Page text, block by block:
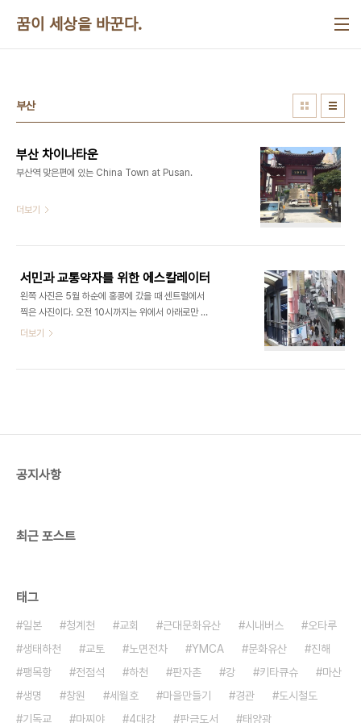
꿈이 세상을 바꾼다.
부산
부산 차이나타운
부산역 맞은편에 있는 China Town at Pusan. ​​​​
더보기
서민과 교통약자를 위한 에스칼레이터
왼쪽 사진은 5월 하순에 홍콩에 갔을 때 센트럴에서
찍은 사진이다. 오전 10시까지는 위에서 아래로만 움
직인다. 10시 10분이 지나면 아래에서 위로만 운행
오르막임을 잘 보여주는 사진이라서 퍼왔을뿐 내가
더보기
공지사항
최근 포스트
태그
일본 청계천 교회 근대문화유산 시내버스
오타루
생태하천
교토 노면전차 YMCA 문화유산
진해
팽목항
전점석 하천 판자촌 강 키타큐슈
마산
생명
창원 세월호 마을만들기 경관
도시철도
기독교
마찌야 4대강 판금도서 태양광